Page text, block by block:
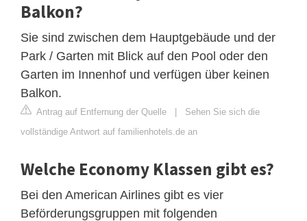
Balkon?
Sie sind zwischen dem Hauptgebäude und der
Park / Garten mit Blick auf den Pool oder den
Garten im Innenhof und verfügen über keinen
Balkon.
Antrag auf Entfernung der Quelle | Sehen Sie sich die
vollständige Antwort auf familienhotels.de an
Welche Economy Klassen gibt es?
Bei den American Airlines gibt es vier
Beförderungsgruppen mit folgenden